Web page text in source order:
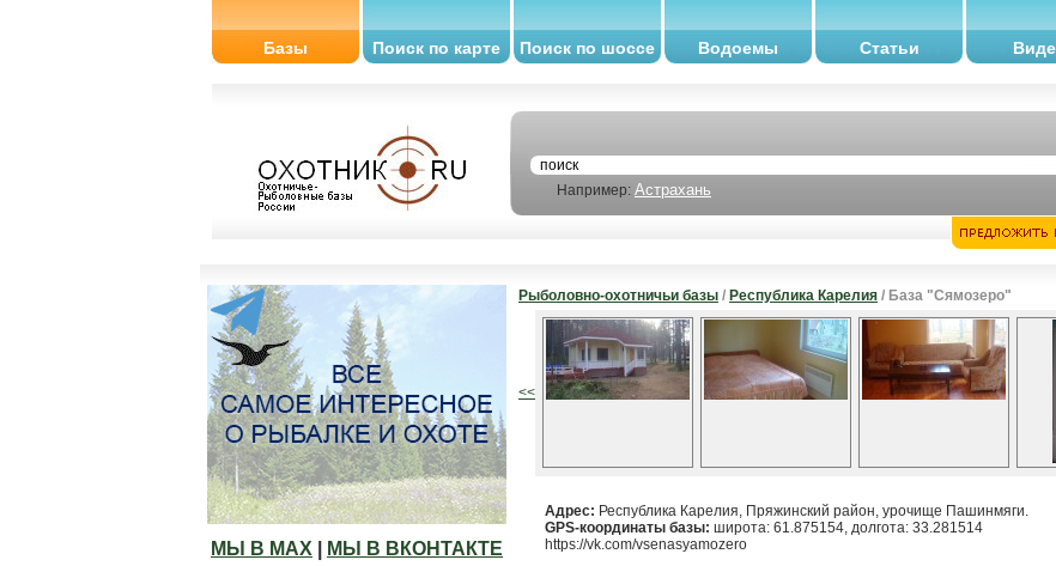
Базы Поиск по карте Поиск по шоссе Водоемы Статьи
Например: Астрахань
МЫ В МАХ МЫ В ВКОНТАКТЕ
Рыболовно-охотничьи базы / Республика Карелия / База "Сямозеро"
<<
Адрес: Республика Карелия, Пряжинский район, урочище Пашинмяги.
GPS-координаты базы: широта: 61.875154, долгота: 33.281514
https://vk.com/vsenasyamozero